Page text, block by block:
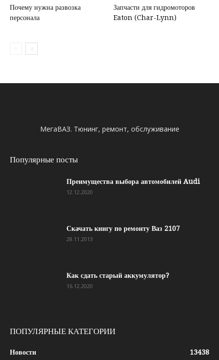
Почему нужна развозка
персонала
Запчасти для гидромоторов
Eaton (Char-Lynn)
МегаВАЗ. Тюнинг, ремонт, обслуживание
Популярные посты
Преимущества выбора автомобилей Audi
12.12.2020
Скачать книгу по ремонту Ваз 2107
28.11.2013
Как сдать старый аккумулятор?
16.12.2020
ПОПУЛЯРНЫЕ КАТЕГОРИИ
Новости 13438